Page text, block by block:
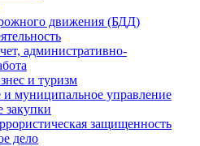
движения (БДД)
административно-
и туризм
и муниципальное управление
закупки
защищенность
дело